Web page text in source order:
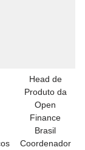
Head de
Produto da
Open
Finance
Brasil
Coordenador